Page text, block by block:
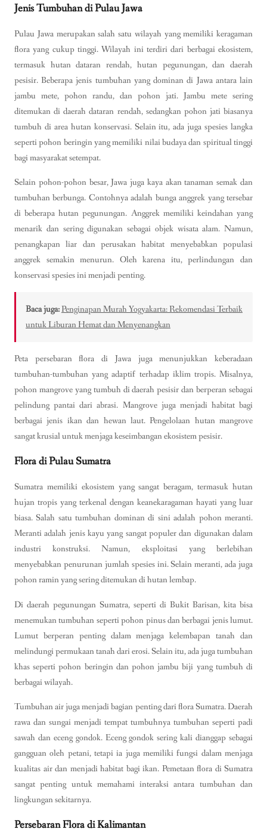
Jenis Tumbuhan di Pulau Jawa
Pulau Jawa merupakan salah satu wilayah yang memiliki keragaman
flora yang cukup tinggi. Wilayah ini terdiri dari berbagai ekosistem,
termasuk hutan dataran rendah, hutan pegunungan, dan daerah
pesisir. Beberapa jenis tumbuhan yang dominan di Jawa antara lain
jambu mete, pohon randu, dan pohon jati. Jambu mete sering
ditemukan di daerah dataran rendah, sedangkan pohon jati biasanya
tumbuh di area hutan konservasi. Selain itu, ada juga spesies langka
seperti pohon beringin yang memiliki nilai budaya dan spiritual tinggi
bagi masyarakat setempat.
Selain pohon-pohon besar, Jawa juga kaya akan tanaman semak dan
tumbuhan berbunga. Contohnya adalah bunga anggrek yang tersebar
di beberapa hutan pegunungan. Anggrek memiliki keindahan yang
menarik dan sering digunakan sebagai objek wisata alam. Namun,
penangkapan liar dan perusakan habitat menyebabkan populasi
anggrek semakin menurun. Oleh karena itu, perlindungan dan
konservasi spesies ini menjadi penting.
Baca juga:Penginapan Murah Yogyakarta: Rekomendasi Terbaik
untuk Liburan Hemat dan Menyenangkan
Peta persebaran flora di Jawa juga menunjukkan keberadaan
tumbuhan-tumbuhan yang adaptif terhadap iklim tropis. Misalnya,
pohon mangrove yang tumbuh di daerah pesisir dan berperan sebagai
pelindung pantai dari abrasi. Mangrove juga menjadi habitat bagi
berbagai jenis ikan dan hewan laut. Pengelolaan hutan mangrove
sangat krusial untuk menjaga keseimbangan ekosistem pesisir.
Flora di Pulau Sumatra
Sumatra memiliki ekosistem yang sangat beragam, termasuk hutan
hujan tropis yang terkenal dengan keanekaragaman hayati yang luar
biasa. Salah satu tumbuhan dominan di sini adalah pohon meranti.
Meranti adalah jenis kayu yang sangat populer dan digunakan dalam
industri konstruksi. Namun, eksploitasi yang berlebihan
menyebabkan penurunan jumlah spesies ini. Selain meranti, ada juga
pohon ramin yang sering ditemukan di hutan lembap.
Di daerah pegunungan Sumatra, seperti di Bukit Barisan, kita bisa
menemukan tumbuhan seperti pohon pinus dan berbagai jenis lumut.
Lumut berperan penting dalam menjaga kelembapan tanah dan
melindungi permukaan tanah dari erosi. Selain itu, ada juga tumbuhan
khas seperti pohon beringin dan pohon jambu biji yang tumbuh di
berbagai wilayah.
Tumbuhan air juga menjadi bagian penting dari flora Sumatra. Daerah
rawa dan sungai menjadi tempat tumbuhnya tumbuhan seperti padi
sawah dan eceng gondok. Eceng gondok sering kali dianggap sebagai
gangguan oleh petani, tetapi ia juga memiliki fungsi dalam menjaga
kualitas air dan menjadi habitat bagi ikan. Pemetaan flora di Sumatra
sangat penting untuk memahami interaksi antara tumbuhan dan
lingkungan sekitarnya.
Persebaran Flora di Kalimantan